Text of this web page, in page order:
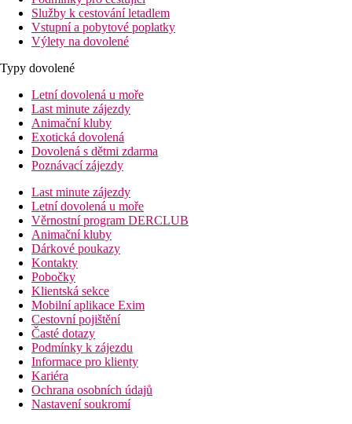
Služby k cestování letadlem
Vstupní a pobytové poplatky
Výlety na dovolené
Typy dovolené
Letní dovolená u moře
Last minute zájezdy
Animační kluby
Exotická dovolená
Dovolená s dětmi zdarma
Poznávací zájezdy
Last minute zájezdy
Letní dovolená u moře
Věrnostní program DERCLUB
Animační kluby
Dárkové poukazy
Kontakty
Pobočky
Klientská sekce
Mobilní aplikace Exim
Cestovní pojištění
Časté dotazy
Podmínky k zájezdu
Informace pro klienty
Kariéra
Ochrana osobních údajů
Nastavení soukromí